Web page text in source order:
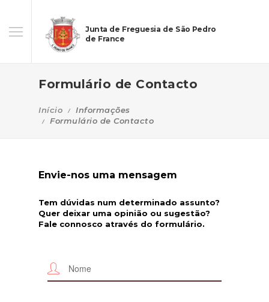
Junta de Freguesia de São Pedro
de France
Formulário de Contacto
Início
Informações
Formulário de Contacto
Envie-nos uma mensagem
Tem dúvidas num determinado assunto?
Quer deixar uma opinião ou sugestão?
Fale connosco através do formulário.